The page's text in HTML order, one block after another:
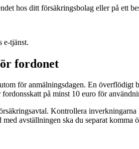
hos ditt försäkringsbolag eller på ett
e-tjänst.
fordonet
för anmälningsdagen. En
på minst 10 euro för
Kontrollera
avställningen ska du separat komma